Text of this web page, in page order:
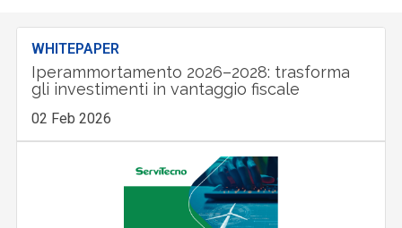
WHITEPAPER
Iperammortamento 2026–2028: trasforma
gli investimenti in vantaggio fiscale
02 Feb 2026